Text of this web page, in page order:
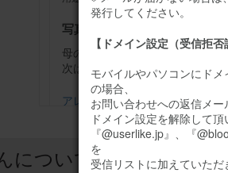
写真通りで、とても綺麗です
母の誕生日に送りました。 とて
次はお義母さんに送りたいと思
アレンジメント(黄色) Sサイズ
について
発行してください。
【ドメイン設定（受信拒
モバイルやパソコンにド
の場合、
お問い合わせへの返信メー
ドメイン設定を解除して
『@userlike.jp』、『
を
受信リストに加えていただ